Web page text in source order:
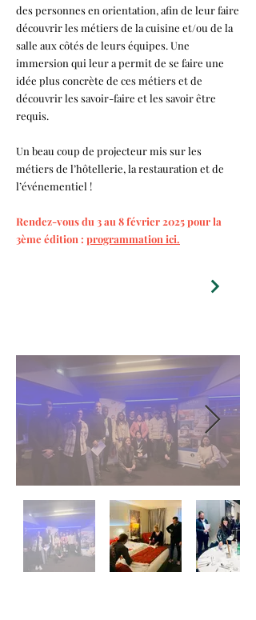
des personnes en orientation, afin de leur faire
découvrir les métiers de la cuisine et/ou de la
salle aux côtés de leurs équipes. Une
immersion qui leur a permit de se faire une
idée plus concrète de ces métiers et de
découvrir les savoir-faire et les savoir être
requis.
Un beau coup de projecteur mis sur les
métiers de l’hôtellerie, la restauration et de
l’événementiel !
Rendez-vous du 3 au 8 février 2025 pour la
3ème édition : programmation ici.